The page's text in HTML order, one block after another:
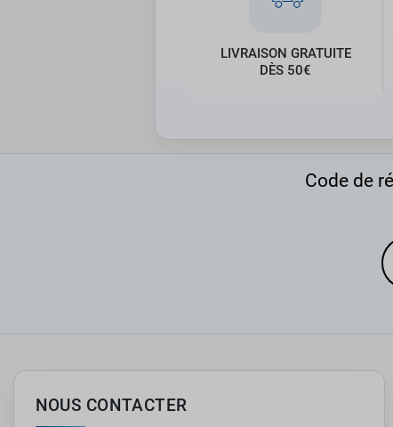
LIVRAISON GRATUITE
DÈS 50€
Code de
NOUS CONTACTER